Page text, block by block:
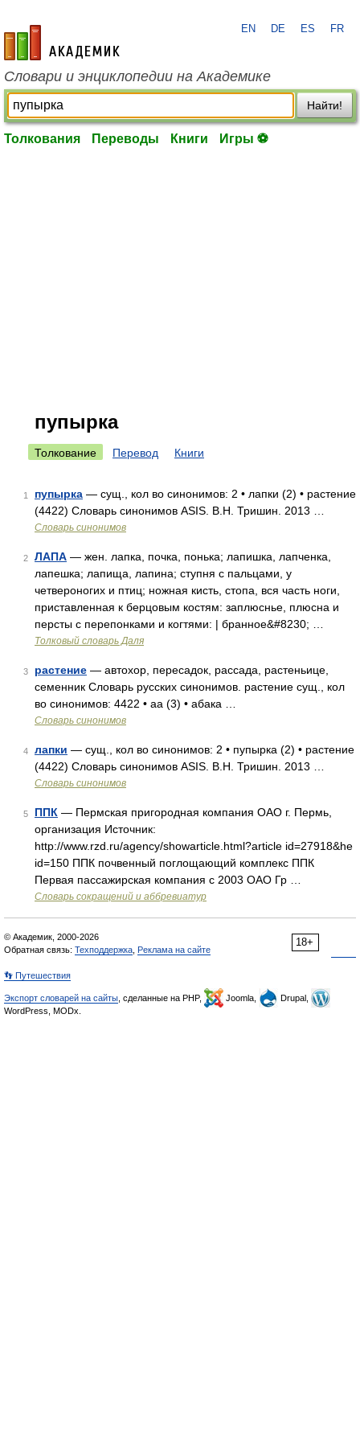
academic.ru
EN DE ES FR
Словари и энциклопедии на Академике
Найти!
Толкования Переводы Книги Игры ⚽
пупырка
Толкование Перевод Книги
1 пупырка — сущ., кол во синонимов: 2 • лапки (2) • растение
(4422) Словарь синонимов ASIS. В.Н. Тришин. 2013 …
Словарь синонимов
2 ЛАПА — жен. лапка, почка, понька; лапишка, лапченка,
лапешка; лапища, лапина; ступня с пальцами, у
четвероногих и птиц; ножная кисть, стопа, вся часть ноги,
приставленная к берцовым костям: заплюснье, плюсна и
персты с перепонками и когтями: | бранное&#8230; …
Толковый словарь Даля
3 растение — автохор, пересадок, рассада, растеньице,
семенник Словарь русских синонимов. растение сущ., кол
во синонимов: 4422 • аа (3) • абака …
Словарь синонимов
4 лапки — сущ., кол во синонимов: 2 • пупырка (2) • растение
(4422) Словарь синонимов ASIS. В.Н. Тришин. 2013 …
Словарь синонимов
5 ППК — Пермская пригородная компания ОАО г. Пермь,
организация Источник:
http://www.rzd.ru/agency/showarticle.html?article id=27918&he
id=150 ППК почвенный поглощающий комплекс ППК
Первая пассажирская компания с 2003 ОАО Гр …
Словарь сокращений и аббревиатур
18+
© Академик, 2000-2026
Обратная связь: Техподдержка Реклама на сайте
👣 Путешествия
Экспорт словарей на сайты , сделанные на PHP, Joomla,
Drupal,
WordPress, MODx.